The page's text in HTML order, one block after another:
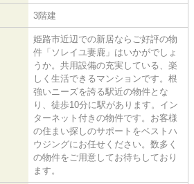
3階建
姫路市近辺での新居ならご好評の物
件「ソレイユ妻鹿」はいかがでしょ
うか。共用設備の充実している、楽
しく生活できるマンションです。根
強いニーズを誇る駅近の物件とな
り、徒歩10分に駅があります。イン
ターネット付きの物件です。お客様
の住まい探しのサポートをベストハ
ウジングにお任せください。数多く
の物件をご用意してお待ちしており
ます。